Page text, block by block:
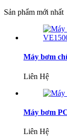
Sản phẩm mới nhất
Máy bơm
Liên Hệ
Máy bơm
Liên Hệ